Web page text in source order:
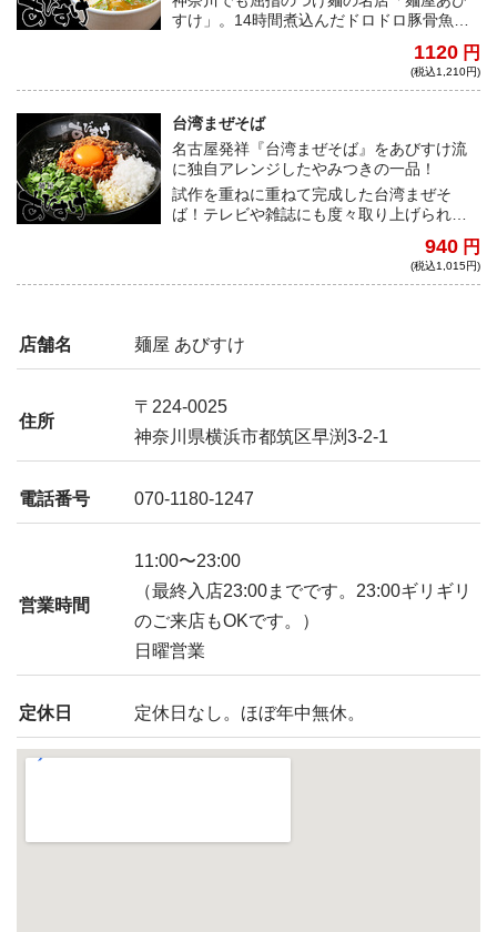
すけ」。14時間煮込んだドロドロ豚骨魚介
にクリーミーな旨みを味わうことができ
る。むっちりとした歯ごたえの超極太麺
1120 円
(税込1,210円)
台湾まぜそば
名古屋発祥『台湾まぜそば』をあびすけ流
に独自アレンジしたやみつきの一品！
試作を重ねに重ねて完成した台湾まぜそ
ば！テレビや雑誌にも度々取り上げられて
940 円
(税込1,015円)
店舗名 麺屋 あびすけ
住所
〒224-0025
神奈川県横浜市都筑区早渕3-2-1
電話番号 070-1180-1247
営業時間
11:00〜23:00
（最終入店23:00までです。23:00ギリギリ
のご来店もOKです。）
日曜営業
定休日 定休日なし。ほぼ年中無休。